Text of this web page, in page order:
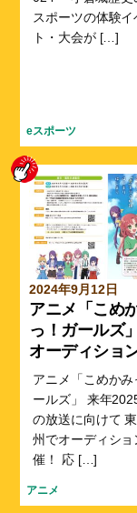
スポーツの体験イ
ト・大会が […]
eスポーツ
2024年9月12日
アニメ「こめ
っ！ガールズ
オーディショ
アニメ「こめかみ
ールズ」 来年
の放送に向けて
州でオーディショ
催！ 応 […]
アニメ